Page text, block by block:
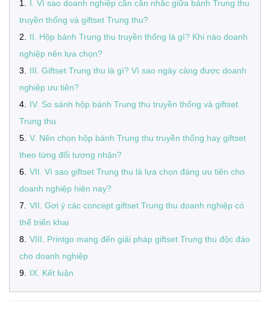
1
I. Vì sao doanh nghiệp cần cân nhắc giữa bánh Trung thu
truyền thống và giftset Trung thu?
2
II. Hộp bánh Trung thu truyền thống là gì? Khi nào doanh
nghiệp nên lựa chọn?
3
III. Giftset Trung thu là gì? Vì sao ngày càng được doanh
nghiệp ưu tiên?
4
IV. So sánh hộp bánh Trung thu truyền thống và giftset
Trung thu
5 V. Nên chọn hộp bánh Trung thu truyền thống hay giftset
theo từng đối tượng nhận?
6 VII. Vì sao giftset Trung thu là lựa chọn đáng ưu tiên cho
doanh nghiệp hiện nay?
7
VII. Gợi ý các concept giftset Trung thu doanh nghiệp có
thể triển khai
8 VIII. Printgo mang đến giải pháp giftset Trung thu độc đáo
cho doanh nghiệp
9
IX. Kết luận